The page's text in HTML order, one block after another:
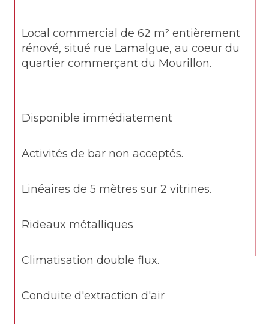
Local commercial de 62 m² entièrement
rénové, situé rue Lamalgue, au coeur du
quartier commerçant du Mourillon.
Disponible immédiatement
Activités de bar non acceptés.
Linéaires de 5 mètres sur 2 vitrines.
Rideaux métalliques
Climatisation double flux.
Conduite d'extraction d'air